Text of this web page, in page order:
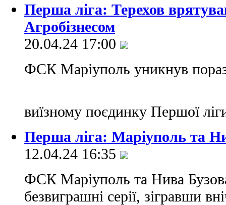
Перша ліга: Терехов
Агробізнесом
20.04.24 17:00
ФСК Маріуполь уникнув
виїзному поєдинку Першої
Перша ліга: Маріуполь та
12.04.24 16:35
ФСК Маріуполь та Нива
безвиграшні серії, зігравши